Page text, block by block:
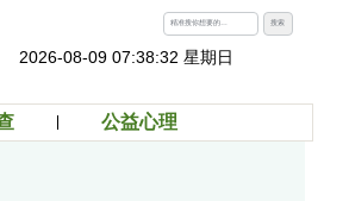
搜索
2026-08-09 07:38:33 星期日
公益心理